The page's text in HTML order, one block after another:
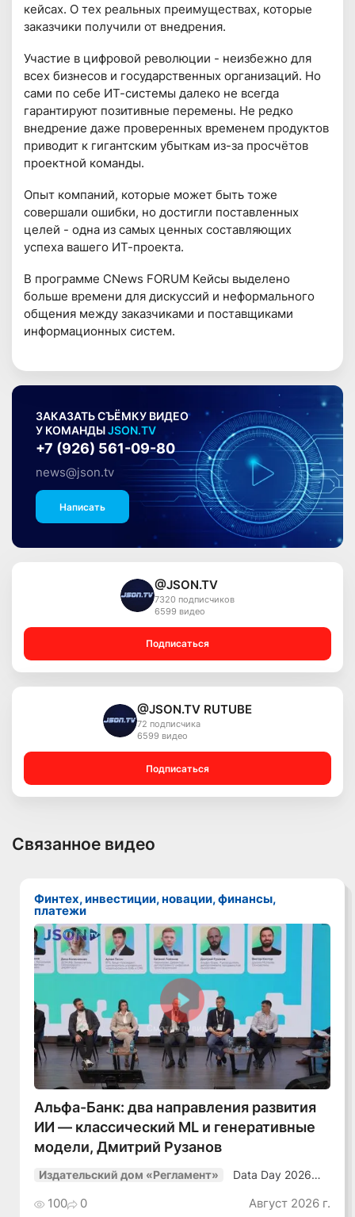
кейсах. О тех реальных преимуществах, которые
заказчики получили от внедрения.
Участие в цифровой революции - неизбежно для
всех бизнесов и государственных организаций. Но
сами по себе ИТ-системы далеко не всегда
гарантируют позитивные перемены. Не редко
внедрение даже проверенных временем продуктов
приводит к гигантским убыткам из-за просчётов
проектной команды.
Опыт компаний, которые может быть тоже
совершали ошибки, но достигли поставленных
целей - одна из самых ценных составляющих
успеха вашего ИТ-проекта.
В программе CNews FORUM Кейсы выделено
больше времени для дискуссий и неформального
общения между заказчиками и поставщиками
информационных систем.
ЗАКАЗАТЬ СЪЁМКУ ВИДЕО
У КОМАНДЫJSON.TV
+7 (926) 561-09-80
news@json.tv
Написать
@JSON.TV
7320 подписчиков
6599 видео
Подписаться
@JSON.TV RUTUBE
72 подписчика
6599 видео
Подписаться
Связанное видео
Финтех, инвестиции, новации, финансы,
платежи
Смотреть видео
Альфа-Банк: два направления развития
ИИ — классический ML и генеративные
модели, Дмитрий Рузанов
Издательский дом «Регламент»
Data Day 2026
Как сохранять
уверенный курс
100 0 Август 2026 г.